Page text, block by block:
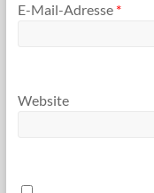
E-Mail-Adresse *
Website